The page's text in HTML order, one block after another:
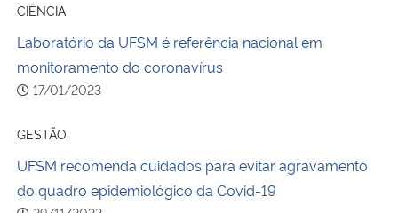
CIÊNCIA
Laboratório da UFSM é referência nacional em
monitoramento do coronavírus
17/01/2023
GESTÃO
UFSM recomenda cuidados para evitar agravamento
do quadro epidemiológico da Covid-19